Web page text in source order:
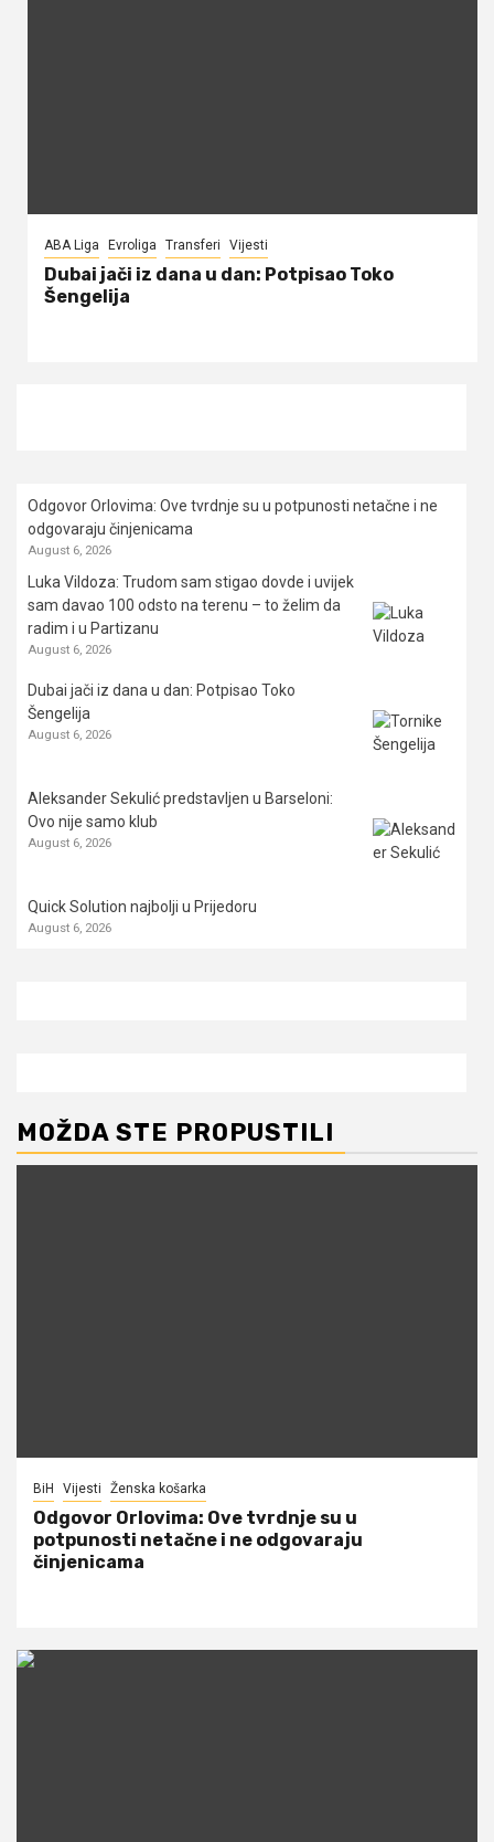
ABA Liga Evroliga Transferi Vijesti
Dubai jači iz dana u dan: Potpisao Toko
Šengelija
Odgovor Orlovima: ​Ove tvrdnje su u potpunosti netačne i ne
odgovaraju činjenicama
August 6, 2026
Luka Vildoza: Trudom sam stigao dovde i uvijek
sam davao 100 odsto na terenu – to želim da
radim i u Partizanu
August 6, 2026
Dubai jači iz dana u dan: Potpisao Toko
Šengelija
August 6, 2026
Aleksander Sekulić predstavljen u Barseloni:
Ovo nije samo klub
August 6, 2026
Quick Solution najbolji u Prijedoru
August 6, 2026
MOŽDA STE PROPUSTILI
BiH Vijesti Ženska košarka
Odgovor Orlovima: ​Ove tvrdnje su u
potpunosti netačne i ne odgovaraju
činjenicama